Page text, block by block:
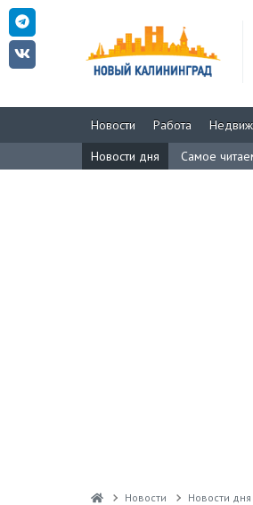
Новости Работа
Новости дня
Самое
Новости Новости дня